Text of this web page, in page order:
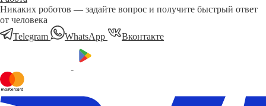
Никаких роботов — задайте вопрос и получите быстрый ответ
от человека
Telegram
WhatsApp Вконтакте